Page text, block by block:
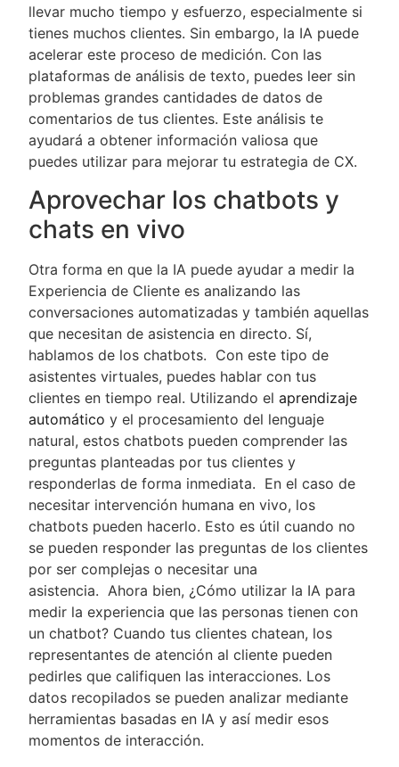
llevar mucho tiempo y esfuerzo, especialmente si
tienes muchos clientes. Sin embargo, la IA puede
acelerar este proceso de medición. Con las
plataformas de análisis de texto, puedes leer sin
problemas grandes cantidades de datos de
comentarios de tus clientes. Este análisis te
ayudará a obtener información valiosa que
puedes utilizar para mejorar tu estrategia de CX.
Aprovechar los chatbots y
chats en vivo
Otra forma en que la IA puede ayudar a medir la
Experiencia de Cliente es analizando las
conversaciones automatizadas y también aquellas
que necesitan de asistencia en directo. Sí,
hablamos de los chatbots. Con este tipo de
asistentes virtuales, puedes hablar con tus
clientes en tiempo real. Utilizando el aprendizaje
automático y el procesamiento del lenguaje
natural, estos chatbots pueden comprender las
preguntas planteadas por tus clientes y
responderlas de forma inmediata. En el caso de
necesitar intervención humana en vivo, los
chatbots pueden hacerlo. Esto es útil cuando no
se pueden responder las preguntas de los clientes
por ser complejas o necesitar una
asistencia. Ahora bien, ¿Cómo utilizar la IA para
medir la experiencia que las personas tienen con
un chatbot? Cuando tus clientes chatean, los
representantes de atención al cliente pueden
pedirles que califiquen las interacciones. Los
datos recopilados se pueden analizar mediante
herramientas basadas en IA y así medir esos
momentos de interacción.